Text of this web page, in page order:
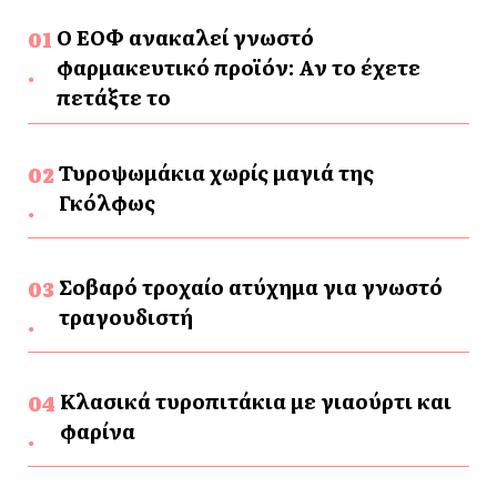
Ο ΕΟΦ ανακαλεί γνωστό
φαρμακευτικό προϊόν: Αν το έχετε
πετάξτε το
Τυροψωμάκια χωρίς μαγιά της
Γκόλφως
Σοβαρό τροχαίο ατύχημα για γνωστό
τραγουδιστή
Κλασικά τυροπιτάκια με γιαούρτι και
φαρίνα